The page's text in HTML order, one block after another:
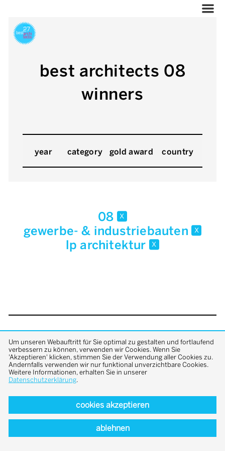
best architects 08
winners
year category gold award country
08 x
gewerbe- & industriebauten x
lp architektur x
back to top
Um unseren Webauftritt für Sie optimal zu gestalten und fortlaufend
verbessern zu können, verwenden wir Cookies. Wenn Sie
'Akzeptieren' klicken, stimmen Sie der Verwendung aller Cookies zu.
Andernfalls verwenden wir nur funktional unverzichtbare Cookies.
Weitere Informationen, erhalten Sie in unserer
Datenschutzerklärung.
cookies akzeptieren
ablehnen